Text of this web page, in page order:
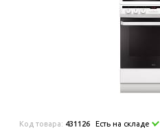
Код товара: 431126 Есть на складе